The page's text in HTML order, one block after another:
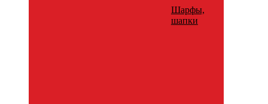
Шарфы,
шапки